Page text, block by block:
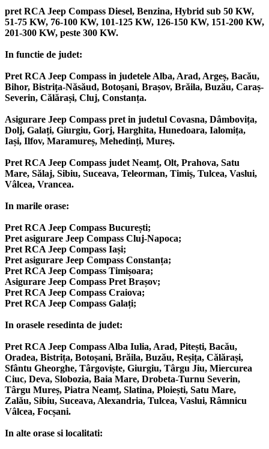
pret RCA Jeep Compass Diesel, Benzina, Hybrid sub 50 KW,
51-75 KW, 76-100 KW, 101-125 KW, 126-150 KW, 151-200 KW,
201-300 KW, peste 300 KW.
In functie de judet:
Pret RCA Jeep Compass in judetele Alba, Arad, Argeș, Bacău,
Bihor, Bistrița-Năsăud, Botoșani, Brașov, Brăila, Buzău, Caraș-
Severin, Călărași, Cluj, Constanța.
Asigurare Jeep Compass pret in judetul Covasna, Dâmbovița,
Dolj, Galați, Giurgiu, Gorj, Harghita, Hunedoara, Ialomița,
Iași, Ilfov, Maramureș, Mehedinți, Mureș.
Pret RCA Jeep Compass judet Neamț, Olt, Prahova, Satu
Mare, Sălaj, Sibiu, Suceava, Teleorman, Timiș, Tulcea, Vaslui,
Vâlcea, Vrancea.
In marile orase:
Pret RCA Jeep Compass București;
Pret asigurare Jeep Compass Cluj-Napoca;
Pret RCA Jeep Compass Iași;
Pret asigurare Jeep Compass Constanța;
Pret RCA Jeep Compass Timișoara;
Asigurare Jeep Compass Pret Brașov;
Pret RCA Jeep Compass Craiova;
Pret RCA Jeep Compass Galați;
In orasele resedinta de judet:
Pret RCA Jeep Compass Alba Iulia, Arad, Pitești, Bacău,
Oradea, Bistrița, Botoșani, Brăila, Buzău, Reșița, Călărași,
Sfântu Gheorghe, Târgoviște, Giurgiu, Târgu Jiu, Miercurea
Ciuc, Deva, Slobozia, Baia Mare, Drobeta-Turnu Severin,
Târgu Mureș, Piatra Neamț, Slatina, Ploiești, Satu Mare,
Zalău, Sibiu, Suceava, Alexandria, Tulcea, Vaslui, Râmnicu
Vâlcea, Focșani.
In alte orase si localitati: